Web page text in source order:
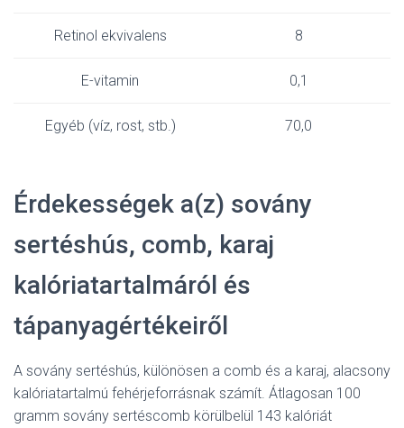
Retinol ekvivalens 8
E-vitamin 0,1
Egyéb (víz, rost, stb.) 70,0
Érdekességek a(z) sovány
sertéshús, comb, karaj
kalóriatartalmáról és
tápanyagértékeiről
A sovány sertéshús, különösen a comb és a karaj, alacsony
kalóriatartalmú fehérjeforrásnak számít. Átlagosan 100
gramm sovány sertéscomb körülbelül 143 kalóriát